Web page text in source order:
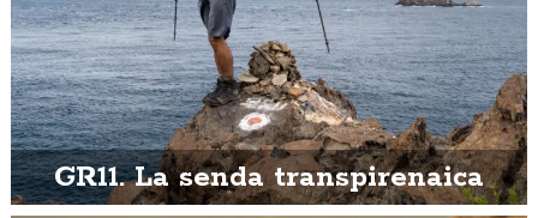
GR11. La senda transpirenaica